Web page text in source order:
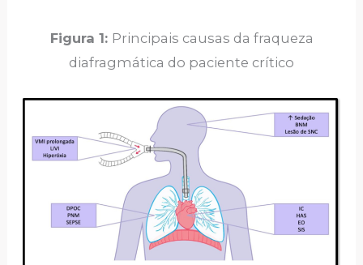
Figura 1: Principais causas da fraqueza
diafragmática do paciente crítico